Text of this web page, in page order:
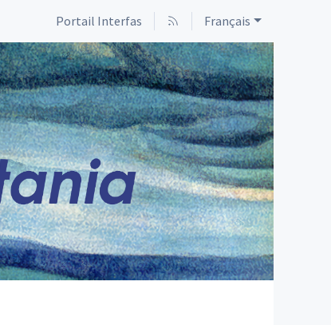
Portail Interfas Français